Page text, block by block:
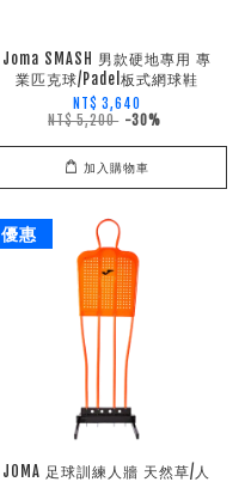
Joma SMASH 男款硬地專用 專
業匹克球/Padel板式網球鞋
NT$ 3,640
NT$ 5,200 -30%
加入購物車
優惠
JOMA 足球訓練人牆 天然草/人